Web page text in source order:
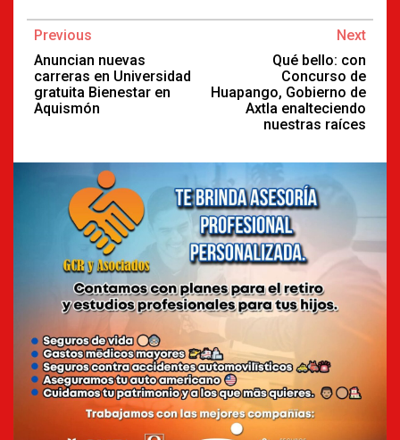
Continue
Reading
Previous
Anuncian nuevas
carreras en Universidad
gratuita Bienestar en
Aquismón
Next
Qué bello: con
Concurso de
Huapango, Gobierno de
Axtla enalteciendo
nuestras raíces